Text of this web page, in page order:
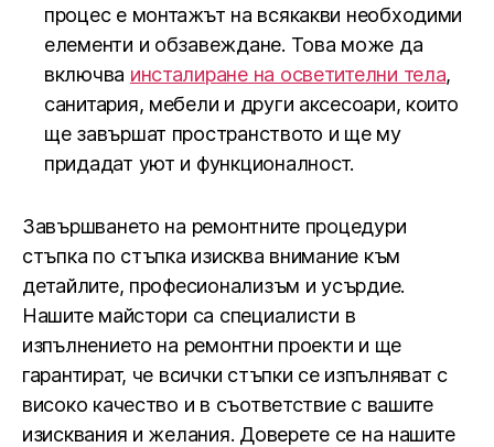
процес е монтажът на всякакви необходими
елементи и обзавеждане. Това може да
включва инсталиране на осветителни тела,
санитария, мебели и други аксесоари, които
ще завършат пространството и ще му
придадат уют и функционалност.
Завършването на ремонтните процедури
стъпка по стъпка изисква внимание към
детайлите, професионализъм и усърдие.
Нашите майстори са специалисти в
изпълнението на ремонтни проекти и ще
гарантират, че всички стъпки се изпълняват с
високо качество и в съответствие с вашите
изисквания и желания. Доверете се на нашите